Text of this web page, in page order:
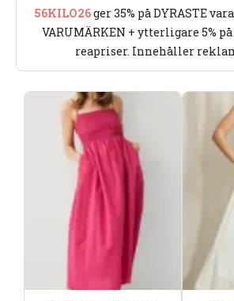
56KILO26ger 35% på DYRASTE
VARUMÄRKEN + ytterligare 5%
reapriser. Innehåller